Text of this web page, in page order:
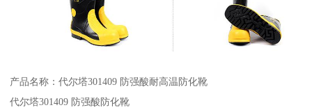
产品名称：代尔塔301409 防强酸耐高温防化靴
代尔塔301409 防强酸防化靴